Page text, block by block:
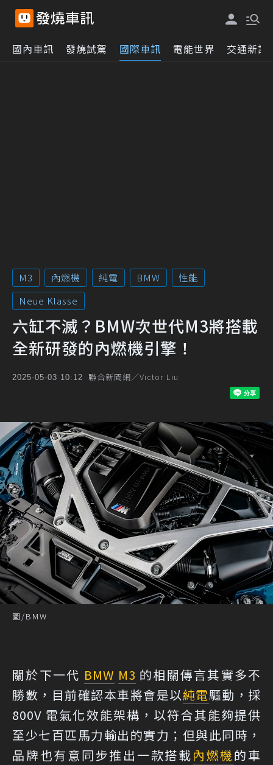
國內車訊 發燒試駕 國際車訊 電能世界 交通新訊
M3 內燃機 純電 BMW
性能
Neue Klasse
六缸不滅？BMW次世代M3將搭載
全新研發的內燃機引擎！
2025-05-03 10:12 聯合新聞網／Victor Liu
圖/BMW
關於下一代 BMW M3 的相關傳言其實多不
勝數，目前確認本車將會是以純電驅動，採
800V 電氣化效能架構，以符合其能夠提供
至少七百匹馬力輸出的實力；但與此同時，
品牌也有意同步推出一款搭載內燃機的車